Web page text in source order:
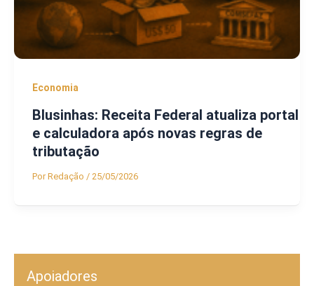
Economia
Blusinhas: Receita Federal atualiza portal
e calculadora após novas regras de
tributação
PorRedação / 25/05/2026
Apoiadores